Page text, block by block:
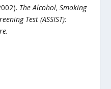
The Alcohol, Smoking
Test (ASSIST):